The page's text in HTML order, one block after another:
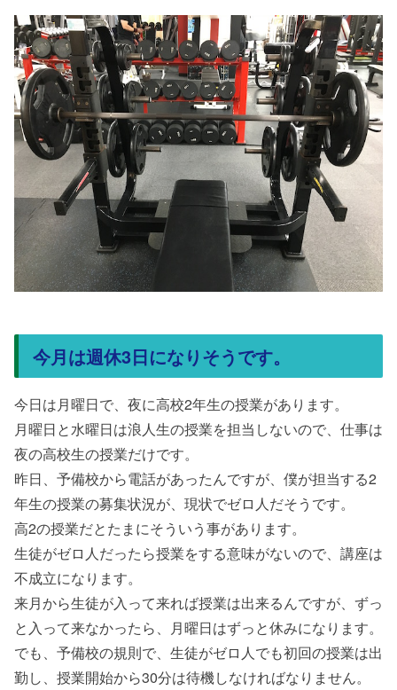
今月は週休3日になりそうです。
今日は月曜日で、夜に高校2年生の授業があります。
月曜日と水曜日は浪人生の授業を担当しないので、仕事は
夜の高校生の授業だけです。
昨日、予備校から電話があったんですが、僕が担当する2
年生の授業の募集状況が、現状でゼロ人だそうです。
高2の授業だとたまにそういう事があります。
生徒がゼロ人だったら授業をする意味がないので、講座は
不成立になります。
来月から生徒が入って来れば授業は出来るんですが、ずっ
と入って来なかったら、月曜日はずっと休みになります。
でも、予備校の規則で、生徒がゼロ人でも初回の授業は出
勤し、授業開始から30分は待機しなければなりません。